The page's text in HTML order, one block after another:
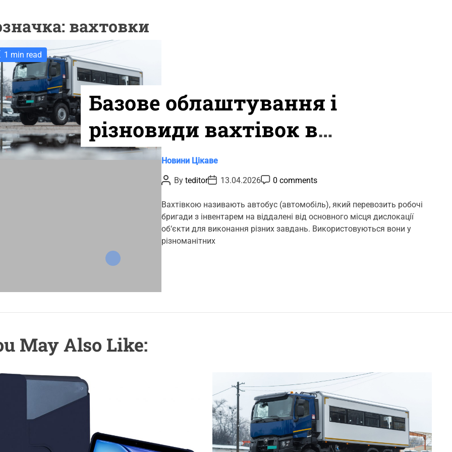
вахтовки
1 min read
Базове облаштування і
різновиди вахтівок в
Україні
C
t
g
o
r
i
Новини Цікаве
P
o
t
A
u
t
h
o
By teditorP
o
t
D
a
t
e
13.04.2026P
o
t
C
o
m
m
0 comments
Вахтівкою називають автобус (автомобіль), який перевозить робочі
бригади з інвентарем на віддалені від основного місця дислокації
об‘єкти для виконання різних завдань. Використовуються вони у
різноманітних
May Also Like: